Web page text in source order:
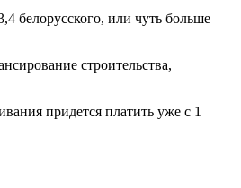
белорусского, или чуть больше
строительства,
придется платить уже с 1